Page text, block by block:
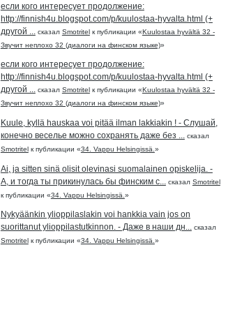
если кого интересует продолжение:
http://finnish4u.blogspot.com/p/kuulostaa-hyvalta.html (+
другой ...
сказал Smotritelк публикации «Kuulostaa hyvältä 32 -
Звучит неплохо 32 (диалоги на финском языке)»
если кого интересует продолжение:
http://finnish4u.blogspot.com/p/kuulostaa-hyvalta.html (+
другой ... сказал Smotritel к публикации «Kuulostaa hyvältä 32 -
Звучит неплохо 32 (диалоги на финском языке)»
Kuule, kyllä hauskaa voi pitää ilman lakkiakin ! - Слушай,
конечно веселье можно сохранять даже без ... сказал
Smotritelк публикации «34. Vappu Helsingissä. »
Ai, ja sitten sinä olisit olevinasi suomalainen opiskelija. -
А, и тогда ты прикинулась бы финским с...
сказал Smotritel
к публикации «34. Vappu Helsingissä. »
Nykyäänkin ylioppilaslakin voi hankkia vain jos on
suorittanut ylioppilastutkinnon. - Даже в наши дн... сказал
Smotritelк публикации «34. Vappu Helsingissä. »